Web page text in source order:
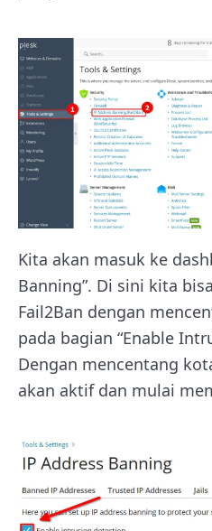
Kita akan masuk ke
Banning”. Di sini kita
Fail2Ban dengan
pada bagian “Enable
Dengan mencentang
akan aktif dan mulai